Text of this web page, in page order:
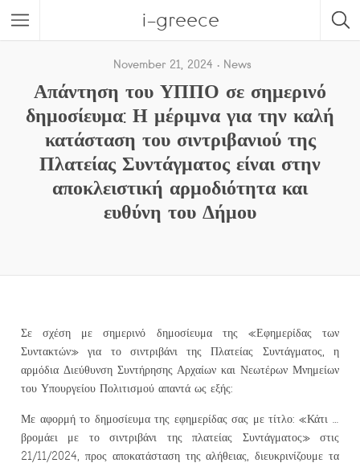
i-greece
November 21, 2024 News
Απάντηση του ΥΠΠΟ σε σημερινό
δημοσίευμα: Η μέριμνα για την καλή
κατάσταση του σιντριβανιού της
Πλατείας Συντάγματος είναι στην
αποκλειστική αρμοδιότητα και
ευθύνη του Δήμου
Σε σχέση με σημερινό δημοσίευμα της «Εφημερίδας των
Συντακτών» για το σιντριβάνι της Πλατείας Συντάγματος, η
αρμόδια Διεύθυνση Συντήρησης Αρχαίων και Νεωτέρων Μνημείων
του Υπουργείου Πολιτισμού απαντά ως εξής:
Με αφορμή το δημοσίευμα της εφημερίδας σας με τίτλο: «Κάτι …
βρομάει με το σιντριβάνι της πλατείας Συντάγματος» στις
21/11/2024, προς αποκατάσταση της αλήθειας, διευκρινίζουμε τα